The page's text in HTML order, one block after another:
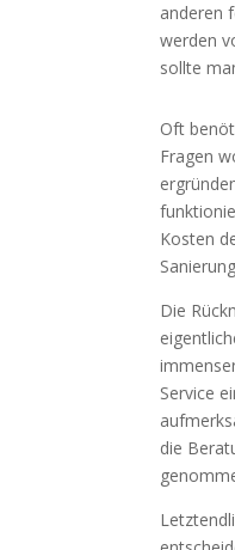
anderen
werden
sollte
Oft
Fragen
Kosten
Die
Service
die